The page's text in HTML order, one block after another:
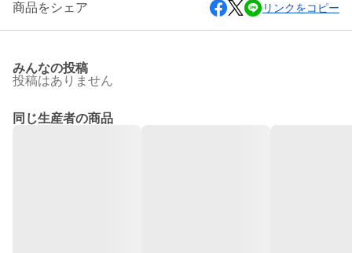
商品をシェア リンクをコピー
みんなの投稿
投稿はありません
同じ生産者の商品